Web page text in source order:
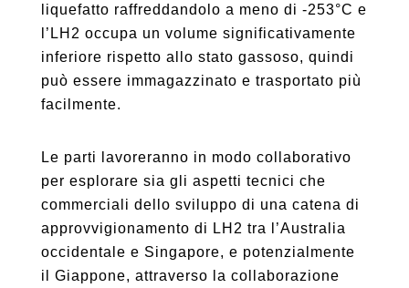
liquefatto raffreddandolo a meno di -253°C e
l’LH2 occupa un volume significativamente
inferiore rispetto allo stato gassoso, quindi
può essere immagazzinato e trasportato più
facilmente.
Le parti lavoreranno in modo collaborativo
per esplorare sia gli aspetti tecnici che
commerciali dello sviluppo di una catena di
approvvigionamento di LH2 tra l’Australia
occidentale e Singapore, e potenzialmente
il Giappone, attraverso la collaborazione